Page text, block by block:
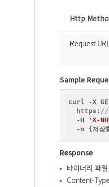
Http
Request
Sample
curl -X
  https:
//
  -H
'X-
Response
바이너리 파
Content-